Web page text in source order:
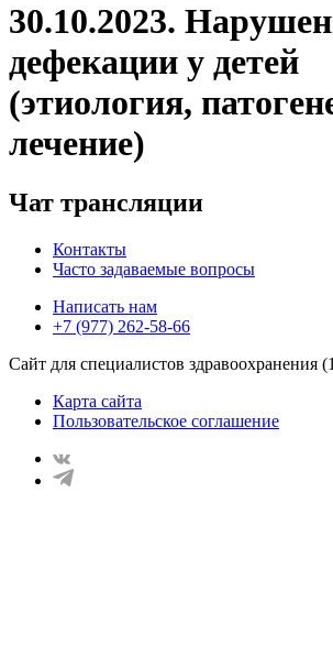
30.10.2023.
дефекации у детей
(этиология,
лечение)
Чат трансляции
Контакты
Часто задаваемые вопросы
Написать нам
+7 (977) 262-58-66
Сайт для специалистов здравоохранения
Карта сайта
Пользовательское соглашение